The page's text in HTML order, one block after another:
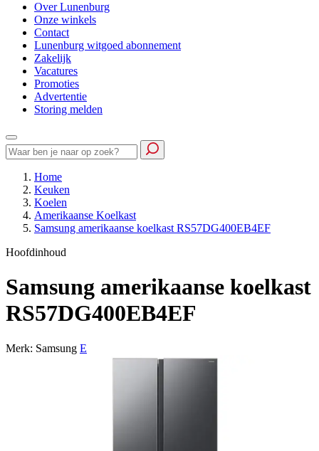
Over Lunenburg
Onze winkels
Contact
Lunenburg witgoed abonnement
Zakelijk
Vacatures
Promoties
Advertentie
Storing melden
Home
Keuken
Koelen
Amerikaanse Koelkast
Samsung amerikaanse koelkast RS57DG400EB4EF
Hoofdinhoud
Samsung amerikaanse koelkast
RS57DG400EB4EF
Merk: Samsung E